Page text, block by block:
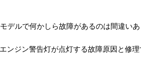
デルで何かしら故障があるのは間違いあ
ンジン警告灯が点灯する故障原因と修